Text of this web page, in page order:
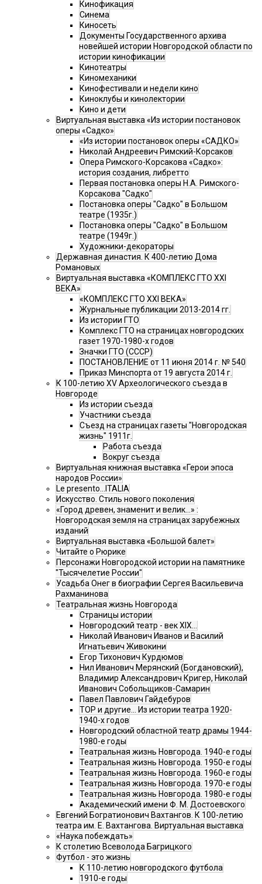
Кинофикация
Синема
Киносеть
Документы Государственного архива
новейшей истории Новгородской области по
истории кинофикации
Кинотеатры
Киномеханики
Кинофестивали и недели кино
Киноклубы и кинолектории
Кино и дети
Виртуальная выставка «Из истории постановок
оперы «Садко»
«Из истории постановок оперы «САДКО»
Николай Андреевич Римский-Корсаков
Опера Римского-Корсакова «Садко»:
история создания, либретто
Первая постановка оперы Н.А. Римского-
Корсакова "Садко"
Постановка оперы "Садко" в Большом
театре (1935г.)
Постановка оперы "Садко" в Большом
театре (1949г.)
Художники-декораторы
Державная династия. К 400-летию Дома
Романовых
Виртуальная выставка «КОМПЛЕКС ГТО XXI
ВЕКА»
«КОМПЛЕКС ГТО XXI ВЕКА»
Журнальные публикации 2013-2014 гг.
Из истории ГТО
Комплекс ГТО на страницах новгородских
газет 1970-1980-х годов
Значки ГТО (СССР)
ПОСТАНОВЛЕНИЕ от 11 июня 2014 г. № 540
Приказ Минспорта от 19 августа 2014 г.
К 100-летию XV Археологического съезда в
Новгороде
Из истории съезда
Участники съезда
Cъезд на страницах газеты "Новгородская
жизнь" 1911г.
Работа съезда
Вокруг съезда
Виртуальная книжная выставка «Герои эпоса
народов России»
Le presento...ITALIA
Искусство. Стиль нового поколения
«Город древен, знаменит и велик…» :
Новгородская земля на страницах зарубежных
изданий
Виртуальная выставка «Большой балет»
Читайте о Рюрике
Персонажи Новгородской истории на памятнике
"Тысячелетие России"
Усадьба Онег в биографии Сергея Васильевича
Рахманинова
Театральная жизнь Новгорода
Страницы истории
Новгородский театр - век XIX…
Николай Иванович Иванов и Василий
Игнатьевич Живокини
Егор Тихонович Курдюмов
Нил Иванович Мерянский (Богдановский),
Владимир Александрович Кригер, Николай
Иванович Собольщиков-Самарин
Павел Павлович Гайдебуров
ТОР и другие… Из истории театра 1920-
1940-х годов
Новгородский областной театр драмы 1944-
1980-е годы
Театральная жизнь Новгорода. 1940-е годы
Театральная жизнь Новгорода. 1950-е годы
Театральная жизнь Новгорода. 1960-е годы
Театральная жизнь Новгорода. 1970-е годы
Театральная жизнь Новгорода. 1980-е годы
Академический имени Ф. М. Достоевского
Евгений Богратионович Вахтангов. К 100-летию
театра им. Е. Вахтангова. Виртуальная выставка
«Наука побеждать»
К столетию Всеволода Багрицкого
Футбол - это жизнь
К 110-летию новгородского футбола
1910-е годы